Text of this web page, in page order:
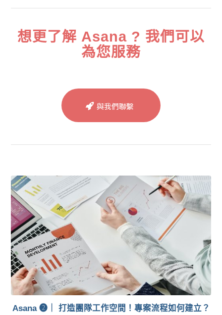
想更了解 Asana ? 我們可以
為您服務
與我們聯繫
Asana ❷｜ 打造團隊工作空間！專案流程如何建立？